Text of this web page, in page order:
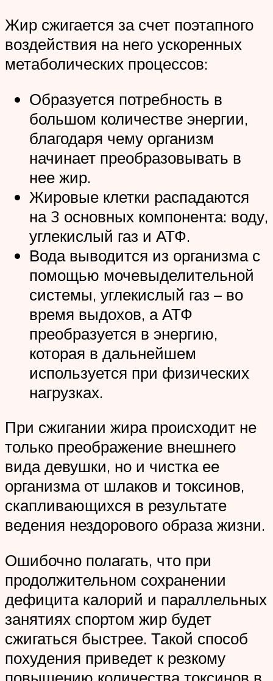
Жир сжигается за счет поэтапного
воздействия на него ускоренных
метаболических процессов:
Образуется потребность в
большом количестве энергии,
благодаря чему организм
начинает преобразовывать в
нее жир.
Жировые клетки распадаются
на 3 основных компонента: воду,
углекислый газ и АТФ.
Вода выводится из организма с
помощью мочевыделительной
системы, углекислый газ – во
время выдохов, а АТФ
преобразуется в энергию,
которая в дальнейшем
используется при физических
нагрузках.
При сжигании жира происходит не
только преображение внешнего
вида девушки, но и чистка ее
организма от шлаков и токсинов,
скапливающихся в результате
ведения нездорового образа жизни.
Ошибочно полагать, что при
продолжительном сохранении
дефицита калорий и параллельных
занятиях спортом жир будет
сжигаться быстрее. Такой способ
похудения приведет к резкому